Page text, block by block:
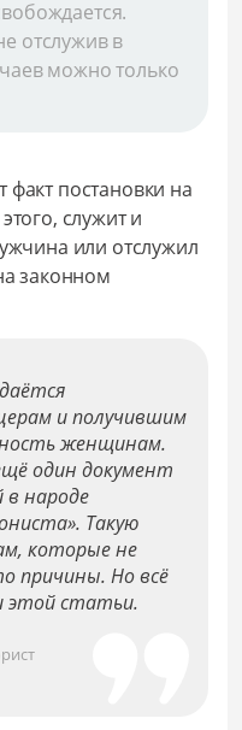
отслужив в
можно только
факт постановки на
служит и
или отслужил
законном
и получившим
женщинам.
один документ
в народе
Такую
которые не
причины. Но всё
этой статьи.